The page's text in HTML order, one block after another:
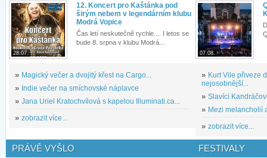
28.07.
12. Koncert pro Kaštánka pod
širým nebem v legendárním klubu
Modrá Vopice
Čas letí neskutečně rychle.... I letos se
bude 8. srpna v klubu Modrá...
» Magický večer a dvojitý křest na Cargo...
» Indie večer na smíchovské náplavce
» Jana Uriel Kratochvílová s kapelou Illuminati.ca...
» zobrazit více...
07.08.
» Kurt Vile přiveze
nejosobnější...
» Slavící
» Mezi melancholií
» zobrazit více...
PRÁVĚ VYŠLO FESTIVALY